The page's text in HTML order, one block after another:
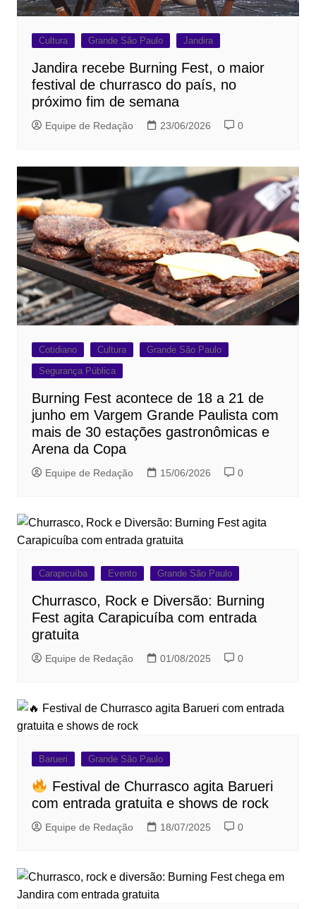
Cultura Grande São Paulo Jandira
Jandira recebe Burning Fest, o maior
festival de churrasco do país, no
próximo fim de semana
Equipe de Redação 23/06/2026 0
Cotidiano Cultura
Grande São Paulo
Segurança Pública
Burning Fest acontece de 18 a 21 de
junho em Vargem Grande Paulista com
mais de 30 estações gastronômicas e
Arena da Copa
Equipe de Redação 15/06/2026 0
Carapicuíba Evento Grande São Paulo
Churrasco, Rock e Diversão: Burning
Fest agita Carapicuíba com entrada
gratuita
Equipe de Redação 01/08/2025 0
Barueri Grande São Paulo
Festival de Churrasco agita Barueri
com entrada gratuita e shows de rock
Equipe de Redação 18/07/2025 0